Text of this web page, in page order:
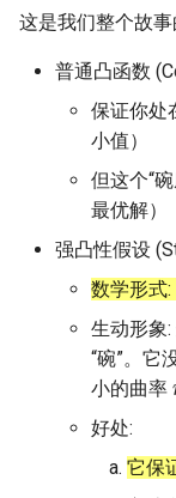
这是我们整个故事
普通凸函数
保证你处
小值）
但这个“
最优解）
强凸性假设
数学形式:
生动形象
“碗”。它
小的曲率
好处:
它保